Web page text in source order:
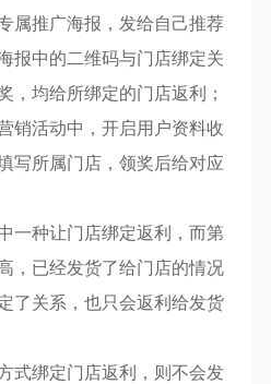
属推广海报，发给自己推荐
报中的二维码与门店绑定关
，均给所绑定的门店返利；
销活动中，开启用户资料收
写所属门店，领奖后给对应
一种让门店绑定返利，而第
，已经发货了给门店的情况
了关系，也只会返利给发货
式绑定门店返利，则不会发